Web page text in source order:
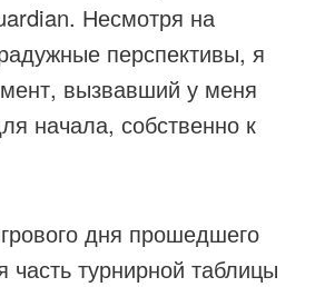
Несмотря на
перспективы, я
вызвавший у меня
начала, собственно к
дня прошедшего
часть турнирной таблицы